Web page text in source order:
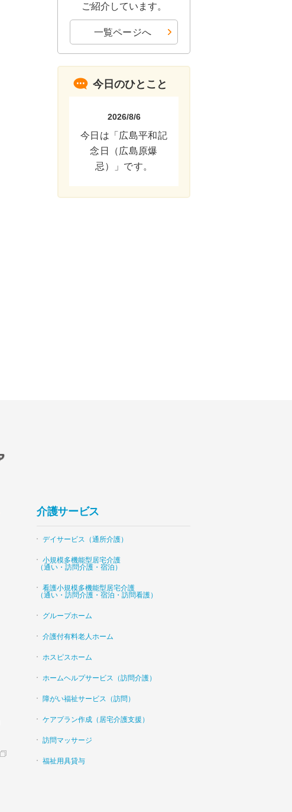
ご紹介しています。
一覧ページへ
今日のひとこと
2026/8/6
今日は「広島平和記
念日（広島原爆
忌）」です。
介護サービス
デイサービス（通所介護）
小規模多機能型居宅介護
（通い・訪問介護・宿泊）
看護小規模多機能型居宅介護
（通い・訪問介護・宿泊・訪問看護）
グループホーム
介護付有料老人ホーム
ホスピスホーム
ホームヘルプサービス（訪問介護）
障がい福祉サービス（訪問）
ケアプラン作成（居宅介護支援）
訪問マッサージ
福祉用具貸与